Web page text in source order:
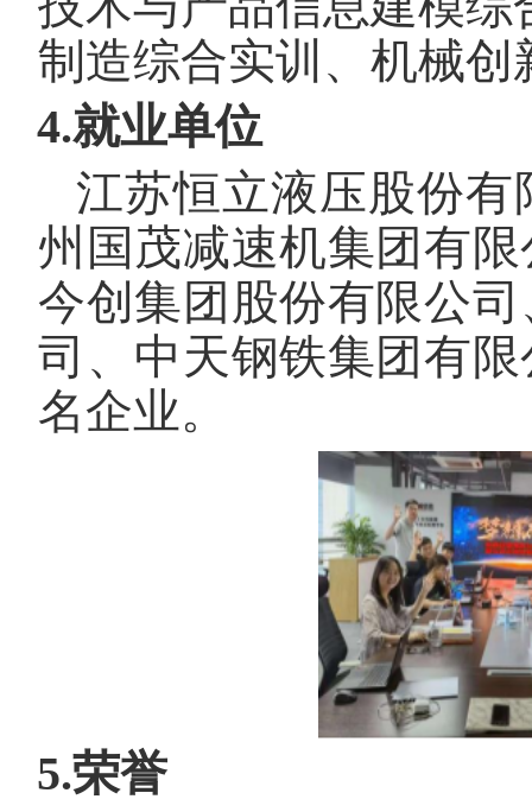
制造综合实训、机械
4.就业单位
江苏恒立液压股份
州国茂减速机集团有
今创集团股份有限公
司、中天钢铁集团有限
名企业。
5.荣誉